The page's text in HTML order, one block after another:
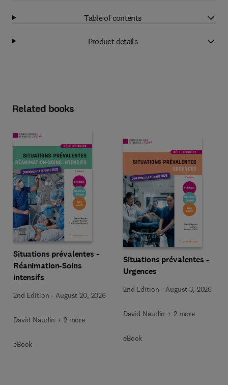
Table of contents
Product details
Related books
Situations prévalentes -
Réanimation-Soins
intensifs
2nd Edition - August 20, 2026
David Naudin + 2 more
eBook
Situations prévalentes -
Urgences
2nd Edition - August 3, 2026
David Naudin + 2 more
eBook